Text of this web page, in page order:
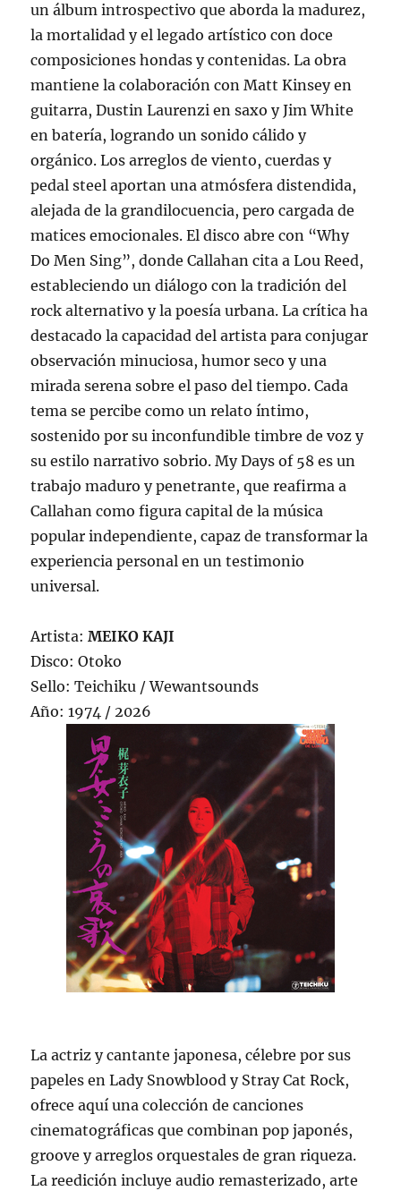
un álbum introspectivo que aborda la madurez,
la mortalidad y el legado artístico con doce
composiciones hondas y contenidas. La obra
mantiene la colaboración con Matt Kinsey en
guitarra, Dustin Laurenzi en saxo y Jim White
en batería, logrando un sonido cálido y
orgánico. Los arreglos de viento, cuerdas y
pedal steel aportan una atmósfera distendida,
alejada de la grandilocuencia, pero cargada de
matices emocionales. El disco abre con “Why
Do Men Sing”, donde Callahan cita a Lou Reed,
estableciendo un diálogo con la tradición del
rock alternativo y la poesía urbana. La crítica ha
destacado la capacidad del artista para conjugar
observación minuciosa, humor seco y una
mirada serena sobre el paso del tiempo. Cada
tema se percibe como un relato íntimo,
sostenido por su inconfundible timbre de voz y
su estilo narrativo sobrio. My Days of 58 es un
trabajo maduro y penetrante, que reafirma a
Callahan como figura capital de la música
popular independiente, capaz de transformar la
experiencia personal en un testimonio
universal.
Artista:MEIKO KAJI
Disco: Otoko
Sello: Teichiku / Wewantsounds
Año: 1974 / 2026
La actriz y cantante japonesa, célebre por sus
papeles en Lady Snowblood y Stray Cat Rock,
ofrece aquí una colección de canciones
cinematográficas que combinan pop japonés,
groove y arreglos orquestales de gran riqueza.
La reedición incluye audio remasterizado, arte